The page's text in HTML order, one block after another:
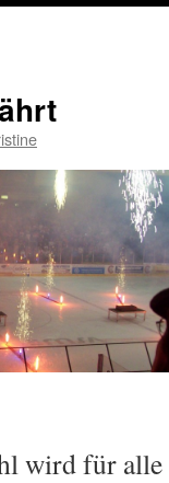
wird für